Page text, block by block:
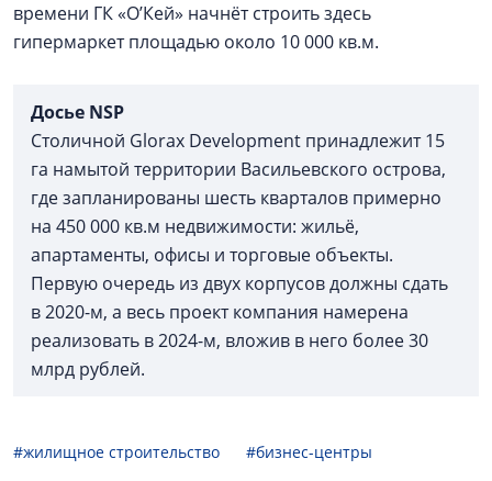
времени ГК «О’Кей» начнёт строить здесь
гипермаркет площадью около 10 000 кв.м.
Досье NSP
Столичной Glorax Development принадлежит 15
га намытой территории Васильевского острова,
где запланированы шесть кварталов примерно
на 450 000 кв.м недвижимости: жильё,
апартаменты, офисы и торговые объекты.
Первую очередь из двух корпусов должны сдать
в 2020-м, а весь проект компания намерена
реализовать в 2024-м, вложив в него более 30
млрд рублей.
#жилищное строительство
#бизнес-центры